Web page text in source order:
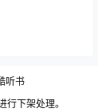
听书
下架处理。